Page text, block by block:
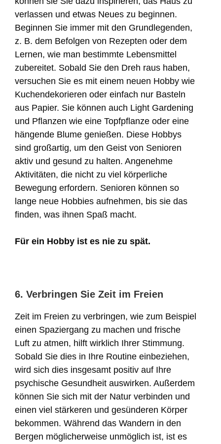
verlassen und etwas Neues zu beginnen.
Beginnen Sie immer mit den Grundlegenden,
z. B. dem Befolgen von Rezepten oder dem
Lernen, wie man bestimmte Lebensmittel
zubereitet. Sobald Sie den Dreh raus haben,
versuchen Sie es mit einem neuen Hobby wie
Kuchendekorieren oder einfach nur Basteln
aus Papier. Sie können auch Light Gardening
und Pflanzen wie eine Topfpflanze oder eine
hängende Blume genießen. Diese Hobbys
sind großartig, um den Geist von Senioren
aktiv und gesund zu halten. Angenehme
Aktivitäten, die nicht zu viel körperliche
Bewegung erfordern. Senioren können so
lange neue Hobbies aufnehmen, bis sie das
finden, was ihnen Spaß macht.
Für ein Hobby ist es nie zu spät.
6. Verbringen Sie Zeit im Freien
Zeit im Freien zu verbringen, wie zum Beispiel
einen Spaziergang zu machen und frische
Luft zu atmen, hilft wirklich Ihrer Stimmung.
Sobald Sie dies in Ihre Routine einbeziehen,
wird sich dies insgesamt positiv auf Ihre
psychische Gesundheit auswirken. Außerdem
können Sie sich mit der Natur verbinden und
einen viel stärkeren und gesünderen Körper
bekommen. Während das Wandern in den
Bergen möglicherweise unmöglich ist, ist es